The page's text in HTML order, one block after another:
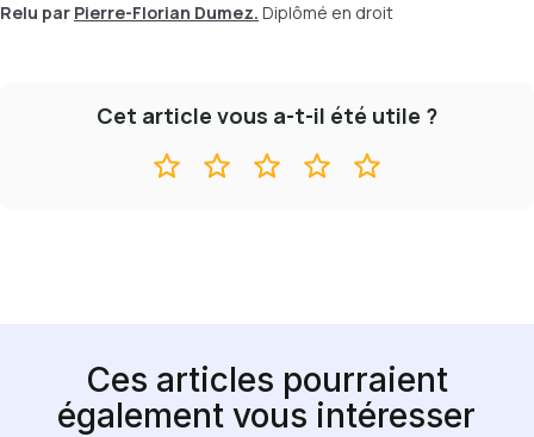
Relu par Pierre-Florian Dumez. Diplômé en droit
Cet article vous a-t-il été utile ?
Ces articles pourraient
également vous intéresser